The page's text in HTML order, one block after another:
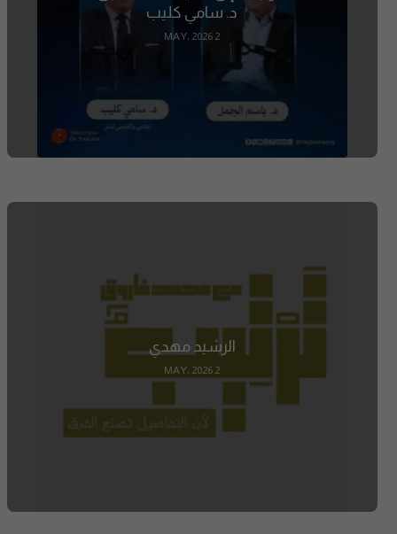
د. سامي كليب
2 MAY، 2026
الرشيد مهدي
2 MAY، 2026